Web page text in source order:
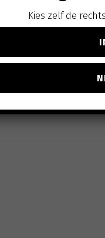
Kies zelf de